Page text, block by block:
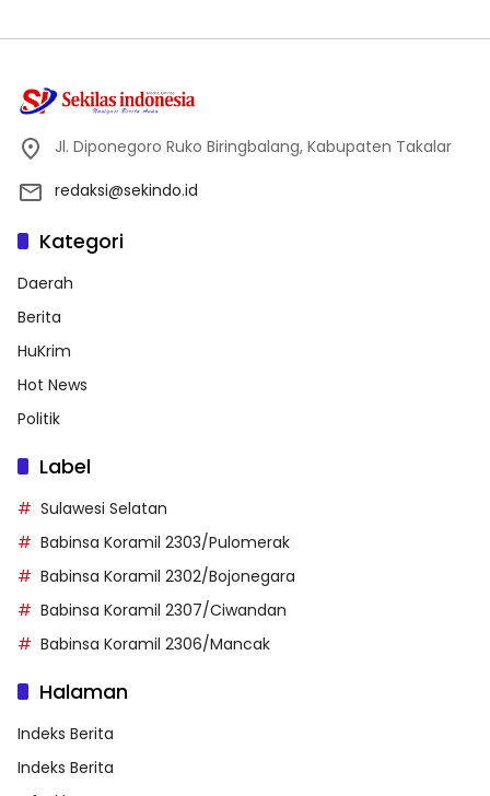
Jl. Diponegoro Ruko Biringbalang, Kabupaten Takalar
redaksi@sekindo.id
Kategori
Daerah
Berita
HuKrim
Hot News
Politik
Label
Sulawesi Selatan
Babinsa Koramil 2303/Pulomerak
Babinsa Koramil 2302/Bojonegara
Babinsa Koramil 2307/Ciwandan
Babinsa Koramil 2306/Mancak
Halaman
Indeks Berita
Indeks Berita